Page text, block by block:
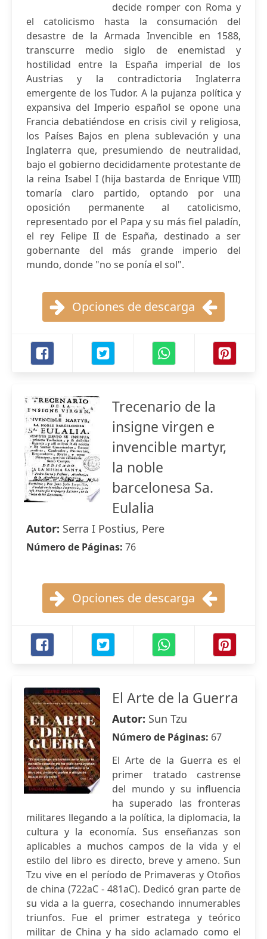
decide romper con Roma y
el catolicismo hasta la consumación del
desastre de la Armada Invencible en 1588,
transcurre medio siglo de enemistad y
hostilidad entre la España imperial de los
Austrias y la contradictoria Inglaterra
emergente de los Tudor. A la pujanza política y
expansiva del Imperio español se opone una
Francia debatiéndose en crisis civil y religiosa,
los Países Bajos en plena sublevación y una
Inglaterra que, presumiendo de neutralidad,
bajo el gobierno decididamente protestante de
la reina Isabel I (hija bastarda de Enrique VIII)
tomaría claro partido, optando por una
oposición permanente al catolicismo,
representado por el Papa y su más fiel paladín,
el rey Felipe II de España, destinado a ser
gobernante del más grande imperio del
mundo, donde "no se ponía el sol".
Opciones de descarga
Trecenario de la
insigne virgen e
invencible martyr,
la noble
barcelonesa Sa.
Eulalia
Autor: Serra I Postius, Pere
Número de Páginas: 76
Opciones de descarga
El Arte de la Guerra
Autor: Sun Tzu
Número de Páginas: 67
El Arte de la Guerra es el
primer tratado castrense
del mundo y su influencia
ha superado las fronteras
militares llegando a la política, la diplomacia, la
cultura y la economía. Sus enseñanzas son
aplicables a muchos campos de la vida y el
estilo del libro es directo, breve y ameno. Sun
Tzu vive en el período de Primaveras y Otoños
de china (722aC - 481aC). Dedicó gran parte de
su vida a la guerra, cosechando innumerables
triunfos. Fue el primer estratega y teórico
militar de China y ha sido aclamado como el